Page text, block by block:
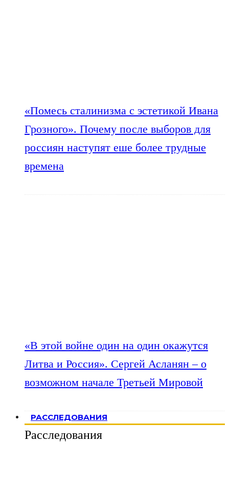
«Помесь сталинизма с эстетикой Ивана
Грозного». Почему после выборов для
россиян наступят еше более трудные
времена
«В этой войне один на один окажутся
Литва и Россия». Сергей Асланян – о
возможном начале Третьей Мировой
РАССЛЕДОВАНИЯ
Расследования